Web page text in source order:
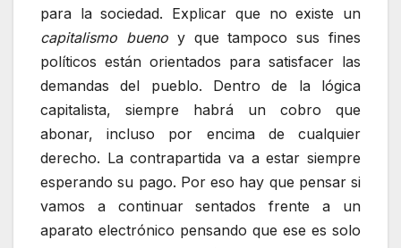
para la sociedad. Explicar que no existe un
capitalismo buenoy que tampoco sus fines
políticos están orientados para satisfacer las
demandas del pueblo. Dentro de la lógica
capitalista, siempre habrá un cobro que
abonar, incluso por encima de cualquier
derecho. La contrapartida va a estar siempre
esperando su pago. Por eso hay que pensar si
vamos a continuar sentados frente a un
aparato electrónico pensando que ese es solo